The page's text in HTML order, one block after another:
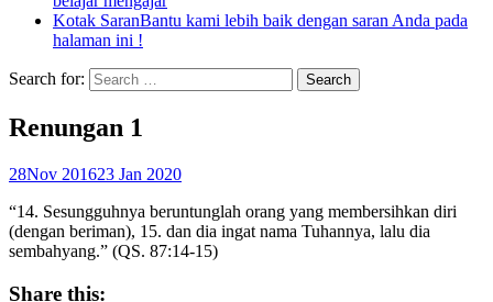
Kotak SaranBantu kami lebih baik dengan saran Anda pada
halaman ini !
Search for:
Renungan 1
28Nov 201623 Jan 2020
“14. Sesungguhnya beruntunglah orang yang membersihkan diri
(dengan beriman), 15. dan dia ingat nama Tuhannya, lalu dia
sembahyang.” (QS. 87:14-15)
Share this: